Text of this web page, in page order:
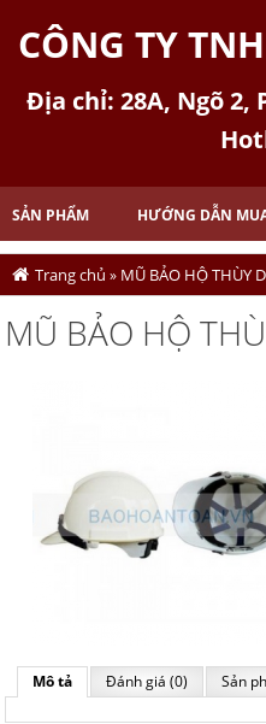
CÔNG TY
Địa chỉ: 28A, Ngõ 2,
SẢN PHẨM HƯỚNG DẪN
Trang chủ » MŨ BẢO HỘ THÙY
MŨ BẢO HỘ
Mô tả Đánh giá (0) Sản